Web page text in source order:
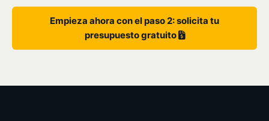
Empieza ahora con el paso 2: solicita tu
presupuesto gratuito